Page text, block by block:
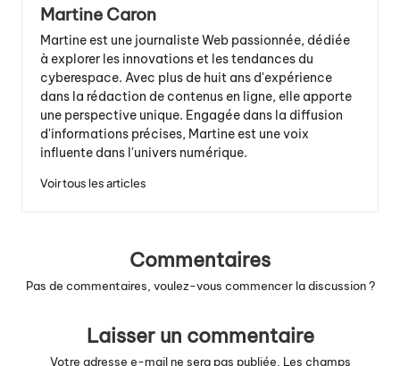
Martine Caron
Martine est une journaliste Web passionnée, dédiée
à explorer les innovations et les tendances du
cyberespace. Avec plus de huit ans d'expérience
dans la rédaction de contenus en ligne, elle apporte
une perspective unique. Engagée dans la diffusion
d'informations précises, Martine est une voix
influente dans l'univers numérique.
Voir tous les articles
Commentaires
Pas de commentaires, voulez-vous commencer la discussion ?
Laisser un commentaire
Votre adresse e-mail ne sera pas publiée. Les champs